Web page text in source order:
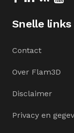
Snelle links
Contact
Over Flam3D
Disclaimer
Privacy en